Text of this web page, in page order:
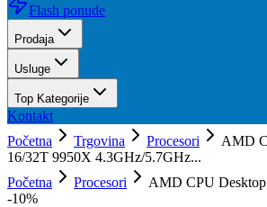
Flash ponude
Prodaja
Usluge
Top Kategorije
Kontakt
Početna
Trgovina Procesori
AMD
16/32T 9950X 4.3GHz/5.7GHz...
Početna
Procesori
AMD CPU
-10%